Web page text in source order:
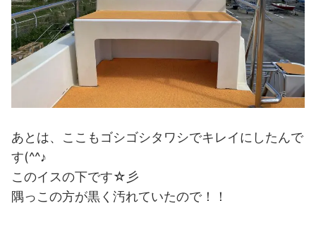
あとは、ここもゴシゴシタワシでキレイにしたんで
す(^^♪
このイスの下です☆彡
隅っこの方が黒く汚れていたので！！